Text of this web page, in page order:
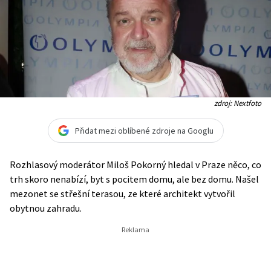
zdroj: Nextfoto
Přidat mezi oblíbené zdroje na Googlu
Rozhlasový moderátor Miloš Pokorný hledal v Praze něco, co
trh skoro nenabízí, byt s pocitem domu, ale bez domu. Našel
mezonet se střešní terasou, ze které architekt vytvořil
obytnou zahradu.